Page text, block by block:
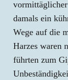
damals ein
Wege auf die
Harzes waren
führten zum